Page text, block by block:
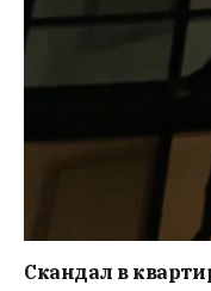
Скандал в